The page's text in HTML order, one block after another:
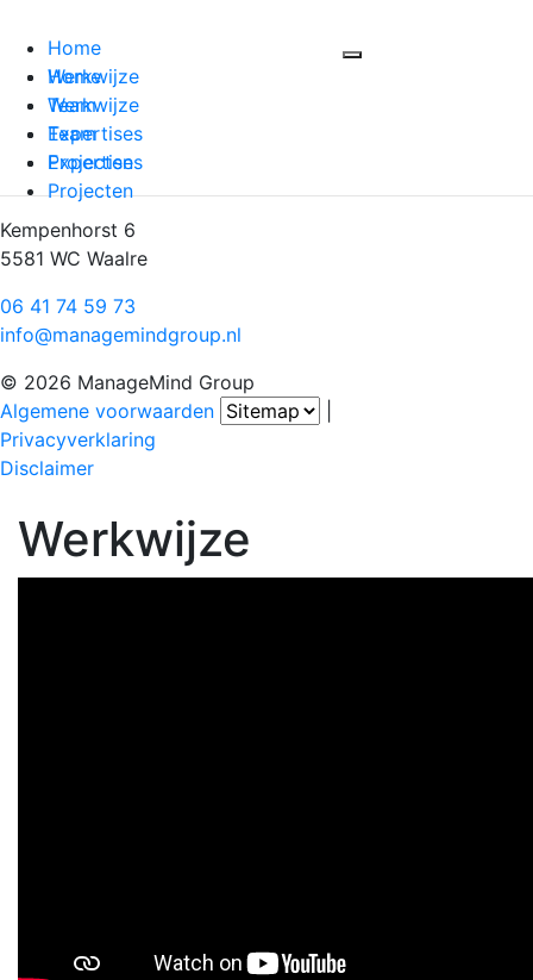
Home
Werkwijze
Team
Expertises
Projecten
Kempenhorst 6
5581 WC Waalre
06 41 74 59 73
info@managemindgroup.nl
© 2026 ManageMind Group
Algemene voorwaarden
Privacyverklaring
Disclaimer
Home
Werkwijze
Team
Expertises
Projecten
Werkwijze